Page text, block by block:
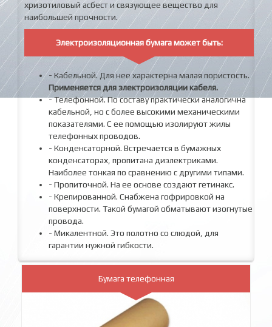
хризотиловый асбест и связующее вещество для
наибольшей прочности.
Электроизоляционная бумага может быть:
- Кабельной. Для нее характерна малая пористость.
Применяется для электроизоляции кабеля.
- Телефонной. По составу практически аналогична
кабельной, но с более высокими механическими
показателями. С ее помощью изолируют жилы
телефонных проводов.
- Конденсаторной. Встречается в бумажных
конденсаторах, пропитана диэлектриками.
Наиболее тонкая по сравнению с другими типами.
- Пропиточной. На ее основе создают гетинакс.
- Крепированной. Снабжена гофрировкой на
поверхности. Такой бумагой обматывают изогнутые
провода.
- Микалентной. Это полотно со слюдой, для
гарантии нужной гибкости.
Бумага телефонная